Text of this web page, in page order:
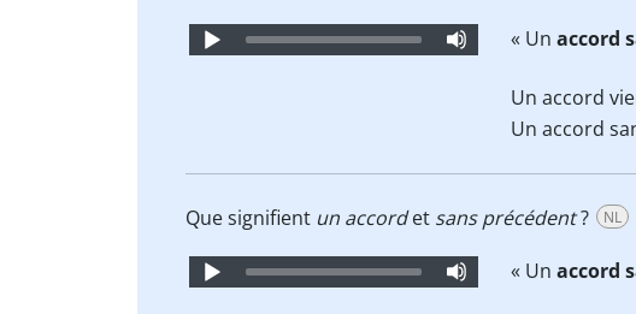
Audio
« Un accord
Un accord
Un accord
Que signifient un accordet sans précédent? NL
Audio
« Un accord